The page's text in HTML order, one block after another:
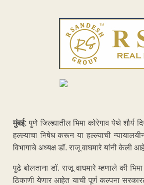
मुंबई: पुणे जिल्ह्यातील भिमा कोरेगाव येथे शौर्य
हल्ल्याचा निषेध करून या हल्ल्याची
विभागाचे अध्यक्ष डॉ. राजू वाघमारे यांनी केली
पुढे बोलताना डॉ. राजू वाघमारे म्हणाले की
ठिकाणी येणार आहेत याची पूर्ण कल्पना